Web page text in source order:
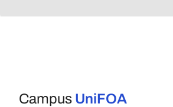
Campus UniFOA